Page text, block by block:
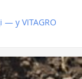
— у VITAGRO